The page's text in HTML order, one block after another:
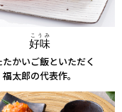
好味
こうみ
たかいご飯といただく
福太郎の代表作。